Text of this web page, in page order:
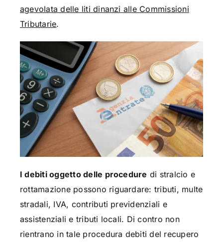
agevolata delle liti dinanzi alle Commissioni
Tributarie.
I debiti oggetto delle procedure di stralcio e
rottamazione possono riguardare: tributi, multe
stradali, IVA, contributi previdenziali e
assistenziali e tributi locali. Di contro non
rientrano in tale procedura debiti del recupero